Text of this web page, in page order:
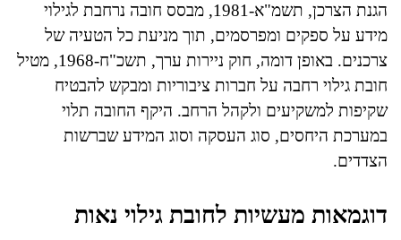
הגנת הצרכן, תשמ"א-1981, מבסס חובה נרחבת לגילוי
מידע על ספקים ומפרסמים, תוך מניעת כל הטעיה של
צרכנים. באופן דומה, חוק ניירות ערך, תשכ"ח-1968, מטיל
חובת גילוי רחבה על חברות ציבוריות ומבקש להבטיח
שקיפות למשקיעים ולקהל הרחב. היקף החובה תלוי
במערכת היחסים, סוג העסקה וסוג המידע שברשות
הצדדים.
דוגמאות מעשיות לחובת גילוי נאות